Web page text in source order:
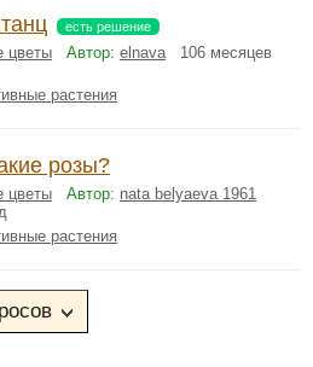
есть решение
цветы Автор: elnava 106 месяцев
растения
розы?
цветы Автор: nata belyaeva 1961
растения